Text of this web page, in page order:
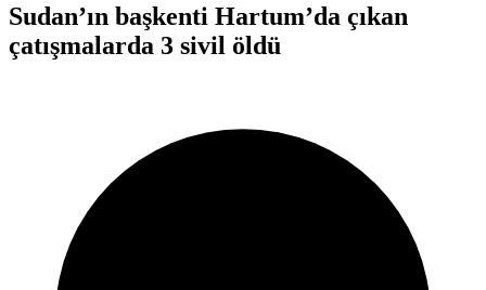
Sudan’ın başkenti Hartum’da çıkan
çatışmalarda 3 sivil öldü